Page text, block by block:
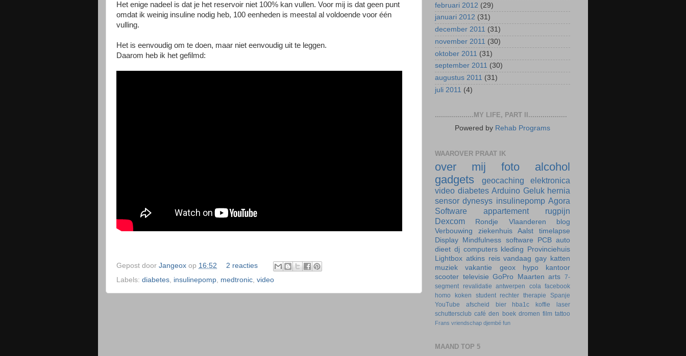
Het enige nadeel is dat je het reservoir niet 100% kan vullen. Voor mij is dat geen punt
omdat ik weinig insuline nodig heb, 100 eenheden is meestal al voldoende voor één
vulling.
Het is eenvoudig om te doen, maar niet eenvoudig uit te leggen.
Daarom heb ik het gefilmd:
Gepost door Jangeox op 16:52
2 reacties
Labels: diabetes insulinepomp medtronic video
februari 2012 (29)
januari 2012 (31)
december 2011 (31)
november 2011 (30)
oktober 2011 (31)
september 2011 (30)
augustus 2011 (31)
juli 2011 (4)
...................MY LIFE, PART II...................
Powered by Rehab Programs
WAAROVER PRAAT IK
over mij foto
alcohol
gadgets
geocaching
elektronica
video diabetes Arduino Geluk hernia
sensor dynesys insulinepomp Agora
Software
appartement
rugpijn
Dexcom
Rondje Vlaanderen
blog
Verbouwing
ziekenhuis Aalst
timelapse
Display
Mindfulness software PCB auto
dieet dj computers kleding
Provinciehuis
Lightbox atkins reis vandaag gay katten
muziek
vakantie geox hypo
kantoor
scooter televisie GoPro Maarten arts 7-
segment revalidatie antwerpen cola facebook
homo
koken student rechter therapie
Spanje
YouTube
afscheid bier hba1c koffie
laser
schuttersclub café den boek dromen film tattoo
Frans vriendschap djembé fun
MAAND TOP 5